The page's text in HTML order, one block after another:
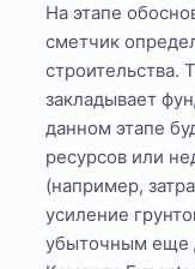
На этапе
сметчик
строительства.
закладывает
данном этапе
ресурсов или
(например,
усиление
убыточным еще